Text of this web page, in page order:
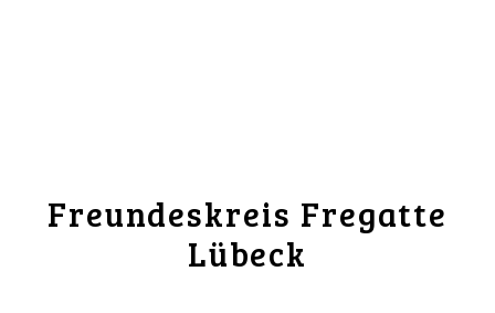
Freundeskreis Fregatte
Lübeck